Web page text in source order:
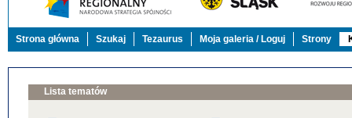
Strona główna Szukaj Tezaurus Moja galeria / Loguj Strony
Lista tematów